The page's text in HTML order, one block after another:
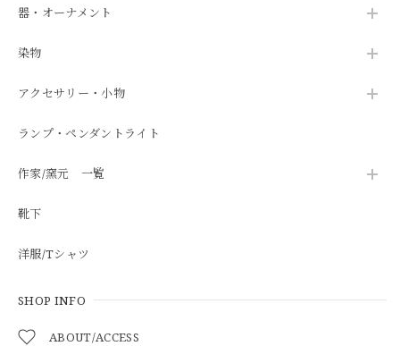
器・オーナメント
染物
アクセサリー・小物
ランプ・ペンダントライト
作家/窯元 一覧
靴下
洋服/Tシャツ
SHOP INFO
ABOUT/ACCESS